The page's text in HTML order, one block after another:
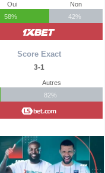
Oui
58%
Non
42%
Score Exact
3-1
Autres
82%